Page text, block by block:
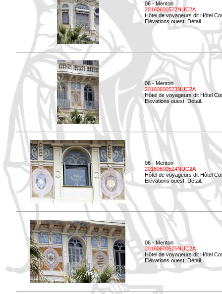
06 - Menton
20160600522NUC2A
Hôtel de voyageurs dit Hôtel
Elévations ouest. Détail.
06 - Menton
20160600523NUC2A
Hôtel de voyageurs dit Hôtel
Elévations ouest. Détail.
06 - Menton
20160600524NUC2A
Hôtel de voyageurs dit Hôtel
Elévations ouest. Détail.
06 - Menton
20160600525NUC2A
Hôtel de voyageurs dit Hôtel
Elévations ouest. Détail.